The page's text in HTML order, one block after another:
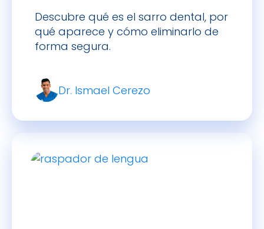
Descubre qué es el sarro dental, por
qué aparece y cómo eliminarlo de
forma segura.
Dr. Ismael Cerezo